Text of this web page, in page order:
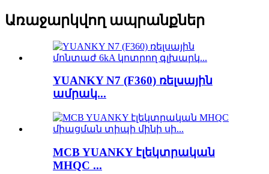
Առաջարկվող ապրանքներ
YUANKY N7 (F360) ռելսային
ամրակ...
MCB YUANKY էլեկտրական
MHQC ...